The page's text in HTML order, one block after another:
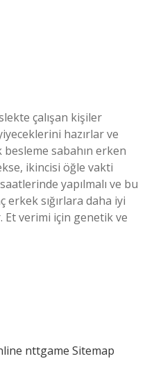
çalışan kişiler
hazırlar ve
besleme sabahın erken
ikincisi öğle vakti
yapılmalı ve bu
sığırlara daha iyi
Et verimi için genetik ve
nttgame Sitemap